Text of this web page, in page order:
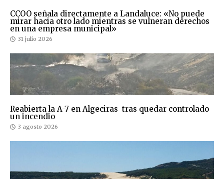
CCOO señala directamente a Landaluce: «No puede
mirar hacia otro lado mientras se vulneran derechos
en una empresa municipal»
31 julio 2026
Reabierta la A-7 en Algeciras tras quedar controlado
un incendio
3 agosto 2026